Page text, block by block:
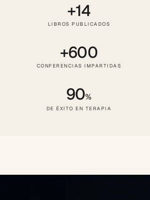
+14
LIBROS PUBLICADOS
+600
CONFERENCIAS IMPARTIDAS
90%
DE ÉXITO EN TERAPIA